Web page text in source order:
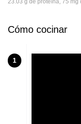
23.03 g de proteína, 75
Cómo cocinar
1